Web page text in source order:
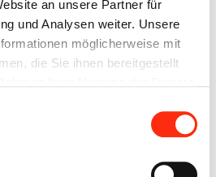
an unsere Partner für
und Analysen weiter. Unsere
möglicherweise mit
die Sie ihnen bereitgestellt
of this website may be
for commercial purposes, or used